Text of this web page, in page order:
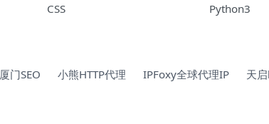
CSS
Python3
厦门SEO 小熊HTTP代理 IPFoxy全球代理IP 天